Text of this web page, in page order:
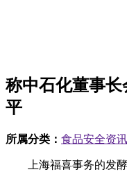
称中石化董事
平
所属分类： 食品安全资讯
上海福喜事务的发酵